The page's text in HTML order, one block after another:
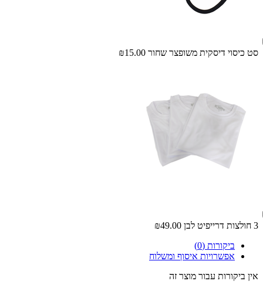
סט כיסוי דיסקית משופצר שחור ₪15.00
3 חולצות דרייפיט לבן
₪49.00
ביקורות (0)
אפשרויות איסוף ומשלוח
אין ביקורות עבור מוצר זה